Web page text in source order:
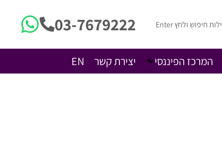
03-7679222
המרכז הפיננסי יצירת קשר EN